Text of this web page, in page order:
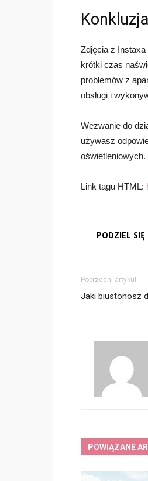
Konkluzja
Zdjęcia z Instaxa
krótki czas
problemów z
obsługi i
Wezwanie do
używasz
Link tagu HTML:
PODZIEL SIĘ
Poprzedni artykuł
Jaki biustonosz
POWIĄZANE